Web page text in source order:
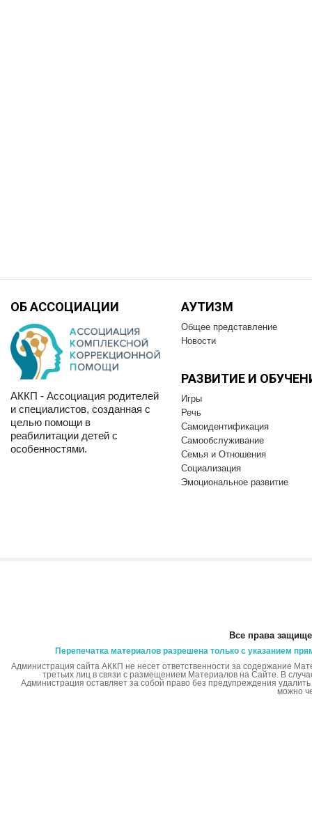
ОБ АССОЦИАЦИИ
АККП - Ассоциация родителей
и специалистов, созданная с
целью помощи в
реабилитации детей с
особенностями.
АУТИЗМ
Общее представление
Новости
РАЗВИТИЕ И
Игры
Речь
Самоидентификация
Самообслуживание
Семья и Отношения
Социализация
Эмоциональное развитие
Все права
Перепечатка материалов разрешена только с указанием
Администрация сайта АККП не несет ответственности за содержание
третьих лиц в связи с размещением Материалов на Сайте. В
Администрация оставляет за собой право без предупреждения
можно